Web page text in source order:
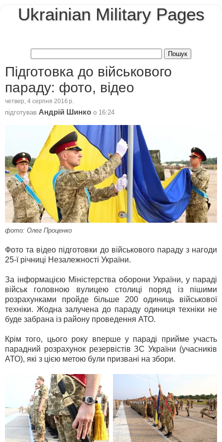
Ukrainian Military Pages
Підготовка до військового
параду: фото, відео
четвер, 4 серпня 2016 р.
підготував Андрій Шинко о 16:24
фото: Олег Проценко
Фото та відео підготовки до військового параду з нагоди
25-ї річниці Незалежності України.
За інформацією Міністерства оборони України, у параді
військ головною вулицею столиці поряд із пішими
розрахунками пройде більше 200 одиниць військової
техніки. Жодна залучена до параду одиниця техніки не
буде забрана із району проведення АТО.
Крім того, цього року вперше у параді прийме участь
парадний розрахунок резервістів ЗС України (учасників
АТО), які з цією метою були призвані на збори.